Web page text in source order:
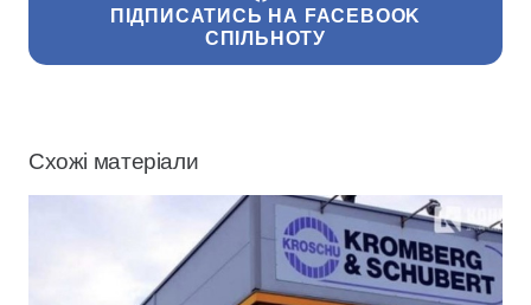
ПІДПИСАТИСЬ НА FACEBOOK
СПІЛЬНОТУ
Схожі матеріали